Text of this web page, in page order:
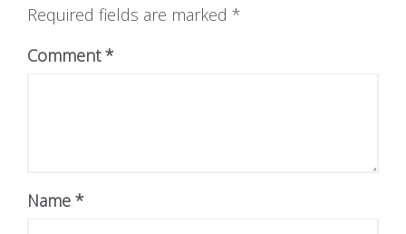
Required fields are marked *
Comment
Name *